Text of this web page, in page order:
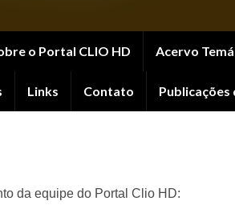
o Portal CLIO HD Acervo
Links Contato Publicações
da equipe do Portal Clio HD: